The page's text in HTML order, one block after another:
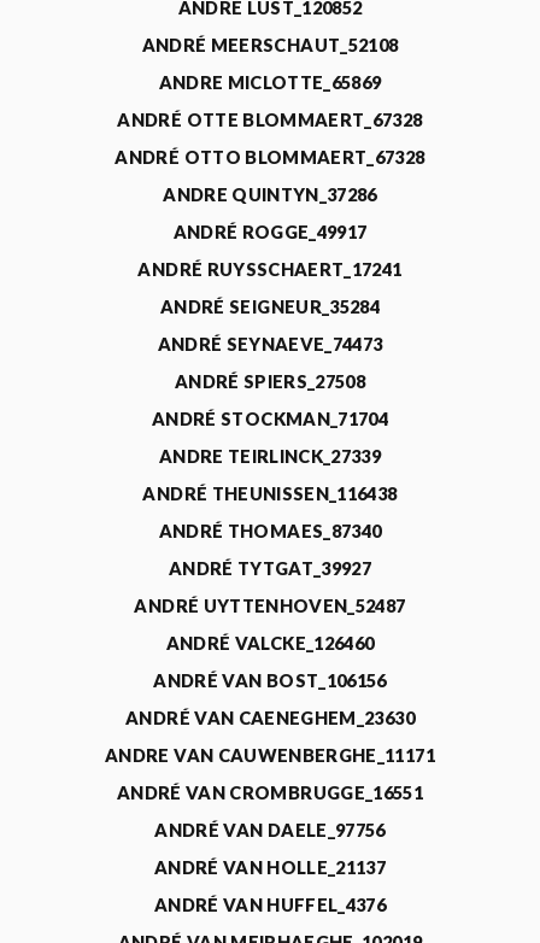
ANDRÉ LUST_120852
ANDRÉ MEERSCHAUT_52108
ANDRE MICLOTTE_65869
ANDRÉ OTTE BLOMMAERT_67328
ANDRÉ OTTO BLOMMAERT_67328
ANDRE QUINTYN_37286
ANDRÉ ROGGE_49917
ANDRÉ RUYSSCHAERT_17241
ANDRÉ SEIGNEUR_35284
ANDRÉ SEYNAEVE_74473
ANDRÉ SPIERS_27508
ANDRÉ STOCKMAN_71704
ANDRE TEIRLINCK_27339
ANDRÉ THEUNISSEN_116438
ANDRÉ THOMAES_87340
ANDRÉ TYTGAT_39927
ANDRÉ UYTTENHOVEN_52487
ANDRÉ VALCKE_126460
ANDRÉ VAN BOST_106156
ANDRÉ VAN CAENEGHEM_23630
ANDRE VAN CAUWENBERGHE_11171
ANDRÉ VAN CROMBRUGGE_16551
ANDRÉ VAN DAELE_97756
ANDRÉ VAN HOLLE_21137
ANDRÉ VAN HUFFEL_4376